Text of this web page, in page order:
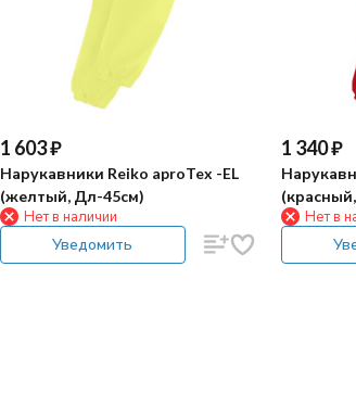
1 603₽
Нарукавники Reiko aproTex -EL
(желтый, Дл-45см)
Нет в наличии
Уведомить
1 340₽
Нет в